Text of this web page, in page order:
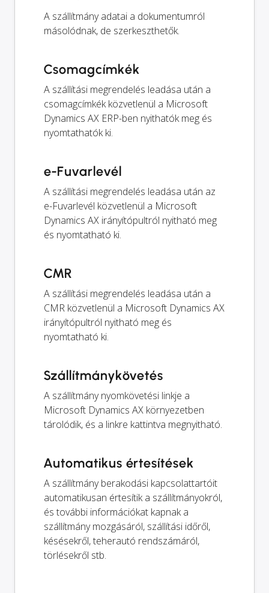
A szállítmány adatai a dokumentumról
másolódnak, de szerkeszthetők.
Csomagcímkék
A szállítási megrendelés leadása után a
csomagcímkék közvetlenül a Microsoft
Dynamics AX ERP-ben nyithatók meg és
nyomtathatók ki.
e-Fuvarlevél
A szállítási megrendelés leadása után az
e-Fuvarlevél közvetlenül a Microsoft
Dynamics AX irányítópultról nyitható meg
és nyomtatható ki.
CMR
A szállítási megrendelés leadása után a
CMR közvetlenül a Microsoft Dynamics AX
irányítópultról nyitható meg és
nyomtatható ki.
Szállítmánykövetés
A szállítmány nyomkövetési linkje a
Microsoft Dynamics AX környezetben
tárolódik, és a linkre kattintva megnyitható.
Automatikus értesítések
A szállítmány berakodási kapcsolattartóit
automatikusan értesítik a szállítmányokról,
és további információkat kapnak a
szállítmány mozgásáról, szállítási időről,
késésekről, teherautó rendszámáról,
törlésekről stb.